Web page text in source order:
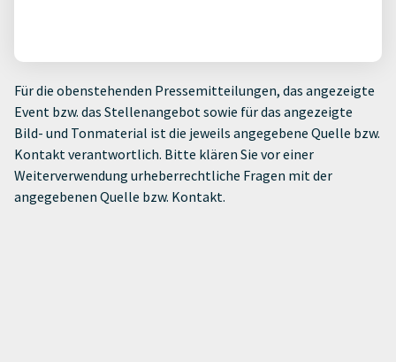
Für die obenstehenden Pressemitteilungen, das angezeigte
Event bzw. das Stellenangebot sowie für das angezeigte
Bild- und Tonmaterial ist die jeweils angegebene Quelle bzw.
Kontakt verantwortlich. Bitte klären Sie vor einer
Weiterverwendung urheberrechtliche Fragen mit der
angegebenen Quelle bzw. Kontakt.